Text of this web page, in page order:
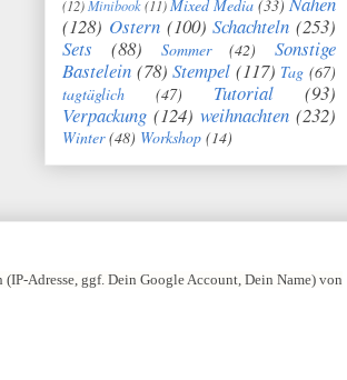
(12)Minibook(11) Mixed Media (33)
(128) Ostern (100) Schachteln (253)
Sets
(88) Sommer (42)
Sonstige
Bastelein (78) Stempel (117) Tag (67)
tagtäglich
(47) Tutorial
(93)
Verpackung (124) weihnachten (232)
Winter (48) Workshop (14)
Adresse, ggf. Dein Google Account, Dein Name) von